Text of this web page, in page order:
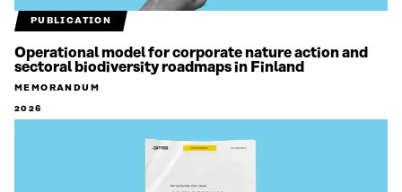
PUBLICATION
Operational model for corporate nature action and
sectoral biodiversity roadmaps in Finland
MEMORANDUM
2026